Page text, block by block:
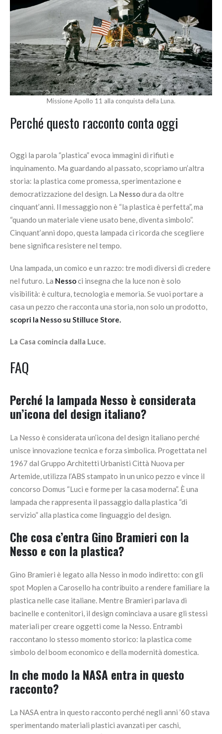
Missione Apollo 11 alla conquista della Luna.
Perché questo racconto conta oggi
Oggi la parola “plastica” evoca immagini di rifiuti e
inquinamento. Ma guardando al passato, scopriamo un’altra
storia: la plastica come promessa, sperimentazione e
democratizzazione del design. La Nessodura da oltre
cinquant’anni. Il messaggio non è “la plastica è perfetta”, ma
“quando un materiale viene usato bene, diventa simbolo”.
Cinquant’anni dopo, questa lampada ci ricorda che scegliere
bene significa resistere nel tempo.
Una lampada, un comico e un razzo: tre modi diversi di credere
nel futuro. La Nessoci insegna che la luce non è solo
visibilità: è cultura, tecnologia e memoria. Se vuoi portare a
casa un pezzo che racconta una storia, non solo un prodotto,
scopri la Nesso su Stilluce Store.
La Casa comincia dalla Luce.
FAQ
Perché la lampada Nesso è considerata
un’icona del design italiano?
La Nesso è considerata un’icona del design italiano perché
unisce innovazione tecnica e forza simbolica. Progettata nel
1967 dal Gruppo Architetti Urbanisti Città Nuova per
Artemide, utilizza l’ABS stampato in un unico pezzo e vince il
concorso Domus “Luci e forme per la casa moderna”. È una
lampada che rappresenta il passaggio dalla plastica “di
servizio” alla plastica come linguaggio del design.
Che cosa c’entra Gino Bramieri con la
Nesso e con la plastica?
Gino Bramieri è legato alla Nesso in modo indiretto: con gli
spot Moplen a Carosello ha contribuito a rendere familiare la
plastica nelle case italiane. Mentre Bramieri parlava di
bacinelle e contenitori, il design cominciava a usare gli stessi
materiali per creare oggetti come la Nesso. Entrambi
raccontano lo stesso momento storico: la plastica come
simbolo del boom economico e della modernità domestica.
In che modo la NASA entra in questo
racconto?
La NASA entra in questo racconto perché negli anni ’60 stava
sperimentando materiali plastici avanzati per caschi,